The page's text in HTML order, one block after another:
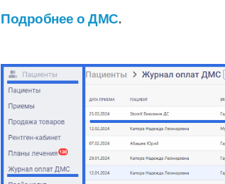
Подробнее о ДМС.